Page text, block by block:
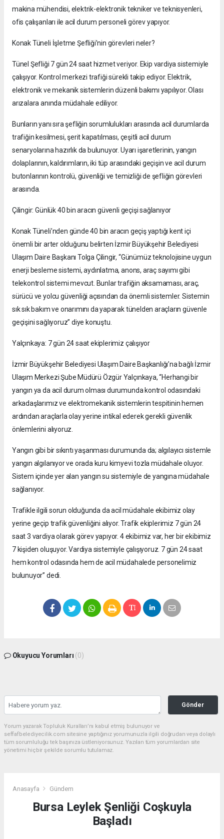
makina mühendisi, elektrik-elektronik tekniker ve teknisyenleri,
ofis çalışanları ile acil durum personeli görev yapıyor.
Konak Tüneli İşletme Şefliği’nin görevleri neler?
Tünel Şefliği 7 gün 24 saat hizmet veriyor. Ekip vardiya sistemiyle
çalışıyor. Kontrol merkezi trafiği sürekli takip ediyor. Elektrik,
elektronik ve mekanik sistemlerin düzenli bakımı yapılıyor. Olası
arızalara anında müdahale ediliyor.
Bunların yanı sıra şefliğin sorumlulukları arasında acil durumlarda
trafiğin kesilmesi, şerit kapatılması, çeşitli acil durum
senaryolarına hazırlık da bulunuyor. Uyarı işaretlerinin, yangın
dolaplarının, kaldırımların, iki tüp arasındaki geçişin ve acil durum
butonlarının kontrolü, güvenliği ve temizliği de şefliğin görevleri
arasında.
Çilingir: Günlük 40 bin aracın güvenli geçişi sağlanıyor
Konak Tüneli’nden günde 40 bin aracın geçiş yaptığı kent içi
önemli bir arter olduğunu belirten İzmir Büyükşehir Belediyesi
Ulaşım Daire Başkanı Tolga Çilingir, “Günümüz teknolojisine uygun
enerji besleme sistemi, aydınlatma, anons, araç sayımı gibi
telekontrol sistemi mevcut. Bunlar trafiğin aksamaması, araç,
sürücü ve yolcu güvenliği açısından da önemli sistemler. Sistemin
sık sık bakım ve onarımını da yaparak tünelden araçların güvenle
geçişini sağlıyoruz” diye konuştu.
Yalçınkaya: 7 gün 24 saat ekiplerimiz çalışıyor
İzmir Büyükşehir Belediyesi Ulaşım Daire Başkanlığı’na bağlı İzmir
Ulaşım Merkezi Şube Müdürü Özgür Yalçınkaya, “Herhangi bir
yangın ya da acil durum olması durumunda kontrol odasındaki
arkadaşlarımız ve elektromekanik sistemlerin tespitinin hemen
ardından araçlarla olay yerine intikal ederek gerekli güvenlik
önlemlerini alıyoruz.
Yangın gibi bir sıkıntı yaşanması durumunda da; algılayıcı sistemle
yangın algılanıyor ve orada kuru kimyevi tozla müdahale oluyor.
Sistem içinde yer alan yangın su sistemiyle de yangına müdahale
sağlanıyor.
Trafikle ilgili sorun olduğunda da acil müdahale ekibimiz olay
yerine geçip trafik güvenliğini alıyor. Trafik ekiplerimiz 7 gün 24
saat 3 vardiya olarak görev yapıyor. 4 ekibimiz var, her bir ekibimiz
7 kişiden oluşuyor. Vardiya sistemiyle çalışıyoruz. 7 gün 24 saat
hem kontrol odasında hem de acil müdahalede personelimiz
bulunuyor” dedi.
Okuyucu Yorumları (0)
Gönder
Yorum yazarak Topluluk Kuralları’nı kabul etmiş bulunuyor ve
seffafbelediyecilik.com sitesine yaptığınız yorumunuzla ilgili doğrudan veya dolaylı
tüm sorumluluğu tek başınıza üstleniyorsunuz. Yazılan tüm yorumlardan site
yönetimi hiçbir şekilde sorumlu tutulamaz.
Anasayfa Gündem
Bursa Leylek Şenliği Coşkuyla
Başladı